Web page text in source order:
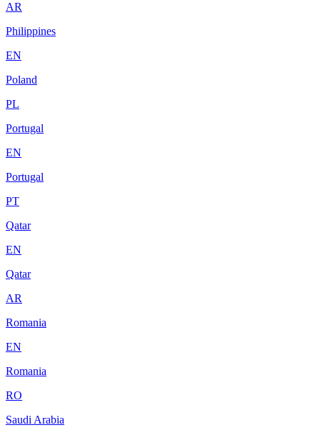
AR
Philippines
EN
Poland
PL
Portugal
EN
Portugal
PT
Qatar
EN
Qatar
AR
Romania
EN
Romania
RO
Saudi Arabia